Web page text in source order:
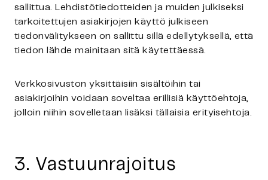
sallittua. Lehdistötiedotteiden ja muiden julkiseksi
tarkoitettujen asiakirjojen käyttö julkiseen
tiedonvälitykseen on sallittu sillä edellytyksellä, että
tiedon lähde mainitaan sitä käytettäessä.
Verkkosivuston yksittäisiin sisältöihin tai
asiakirjoihin voidaan soveltaa erillisiä käyttöehtoja,
jolloin niihin sovelletaan lisäksi tällaisia erityisehtoja.
3. Vastuunrajoitus